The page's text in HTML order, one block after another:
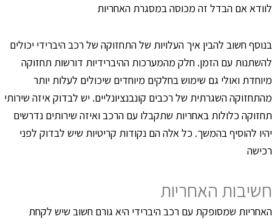
אם הבדל זה מכוסה במסגרת האחריות
חשוב להבין איך העלויות של התחזוקה של רכב היברידי יכולים
עם הזמן. חלק מהמערכות ההיברידיות דורשות תחזוקה
ואולי גם שימוש בחלקים מיוחדים שיכולים לעלות יותר
השגרתית של רכבים קונבנציונליים. יש לבדוק איזה שירותי
כלולות באחריות שתקבלו עם הרכב ואיזה שירותים נדרשים
להוסיף בהמשך. כל אלה הם נקודות קריטיות שיש לבדוק לפני
האחריות
שמסופקת עם רכב היברידי היא גורם חשוב שיש לקחת